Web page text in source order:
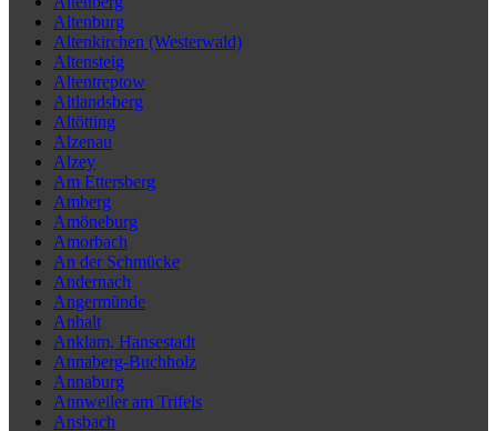
Altenburg
Altenkirchen (Westerwald)
Altensteig
Altentreptow
Altlandsberg
Altötting
Alzenau
Alzey
Am Ettersberg
Amberg
Amöneburg
Amorbach
An der Schmücke
Andernach
Angermünde
Anhalt
Anklam, Hansestadt
Annaberg-Buchholz
Annaburg
Annweiler am Trifels
Ansbach